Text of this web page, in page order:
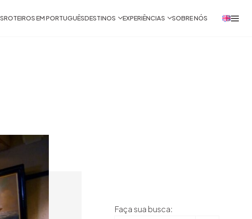
ROTEIROS EM PORTUGUÊSDESTINOS EXPERIÊNCIAS SOBRE NÓS
Faça sua busca: